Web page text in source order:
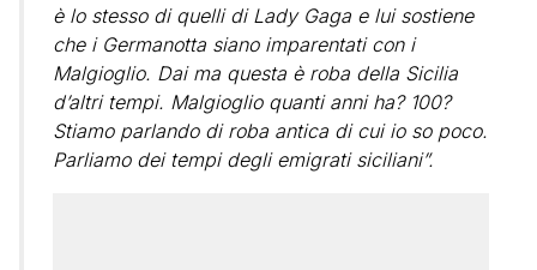
è lo stesso di quelli di Lady Gaga e lui sostiene
che i Germanotta siano imparentati con i
Malgioglio. Dai ma questa è roba della Sicilia
d’altri tempi. Malgioglio quanti anni ha? 100?
Stiamo parlando di roba antica di cui io so poco.
Parliamo dei tempi degli emigrati siciliani”.